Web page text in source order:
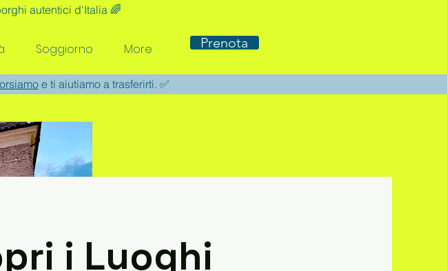
autentici d'Italia 🌈
Soggiorno More Prenota
e ti aiutiamo a trasferirti. ✅
i Luoghi